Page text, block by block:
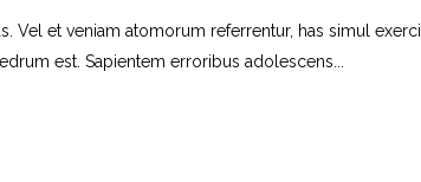
Vel et veniam atomorum referrentur, has simul exerci
est. Sapientem erroribus adolescens...